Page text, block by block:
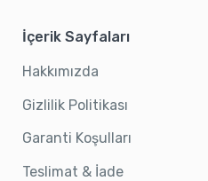
İçerik Sayfaları
Hakkımızda
Gizlilik Politikası
Garanti Koşulları
Teslimat & İade